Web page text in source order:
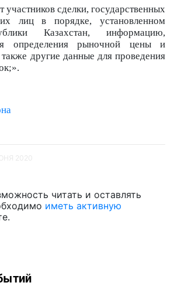
участников сделки, государственных
лиц в порядке, установленном
Казахстан, информацию,
определения рыночной цены и
другие данные для проведения
читать и оставлять
иметь активную